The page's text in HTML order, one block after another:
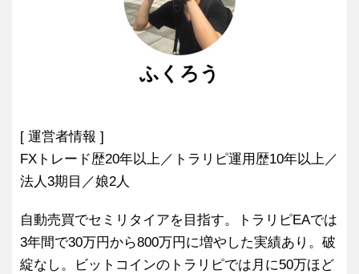
ふくろう
[ 運営者情報 ]
FXトレード歴20年以上／トラリピ運用歴10年以上／
法人3期目／娘2人
自動売買でセミリタイアを目指す。トラリピEAでは
3年間で30万円から800万円に増やした実績あり。破
綻なし。ビットコインのトラリピでは月に50万ほど